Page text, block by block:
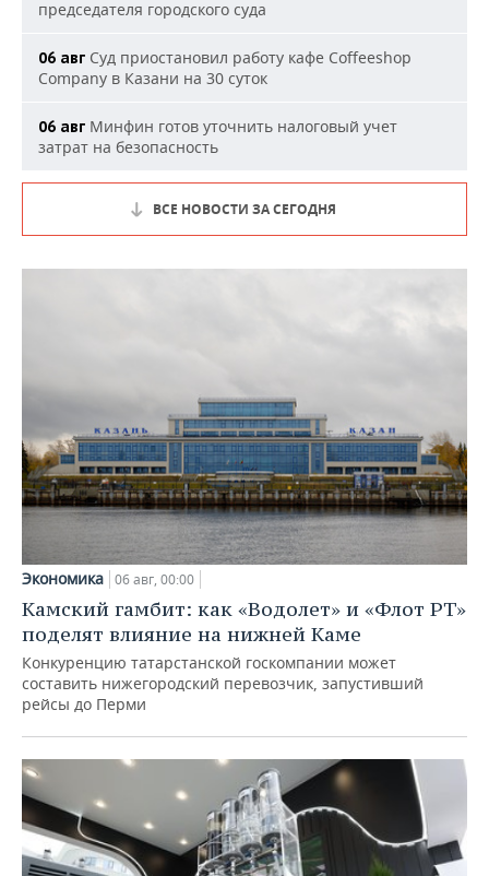
председателя городского суда
06 авг Суд приостановил работу кафе Coffeeshop
Company в Казани на 30 суток
06 авг Минфин готов уточнить налоговый учет
затрат на безопасность
ВСЕ НОВОСТИ ЗА СЕГОДНЯ
Экономика 06 авг, 00:00
Камский гамбит: как «Водолет» и «Флот РТ»
поделят влияние на нижней Каме
Конкуренцию татарстанской госкомпании может
составить нижегородский перевозчик, запустивший
рейсы до Перми